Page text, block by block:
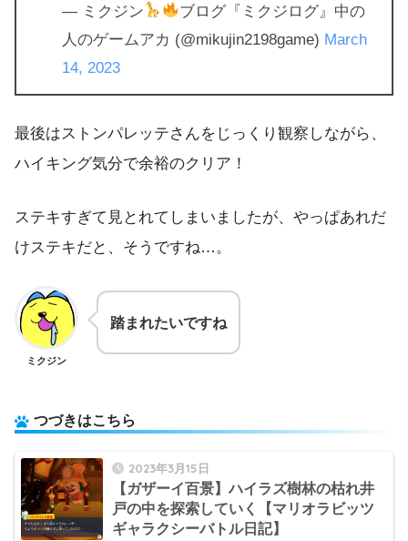
— ミクジン
ブログ『ミクジログ』中の
人のゲームアカ (@mikujin2198game) March
14, 2023
最後はストンパレッテさんをじっくり観察しながら、
ハイキング気分で余裕のクリア！
ステキすぎて見とれてしまいましたが、やっぱあれだ
けステキだと、そうですね…。
ミクジン
踏まれたいですね
つづきはこちら
2023年3月15日
【ガザーイ百景】ハイラズ樹林の枯れ井
戸の中を探索していく【マリオラビッツ
ギャラクシーバトル日記】